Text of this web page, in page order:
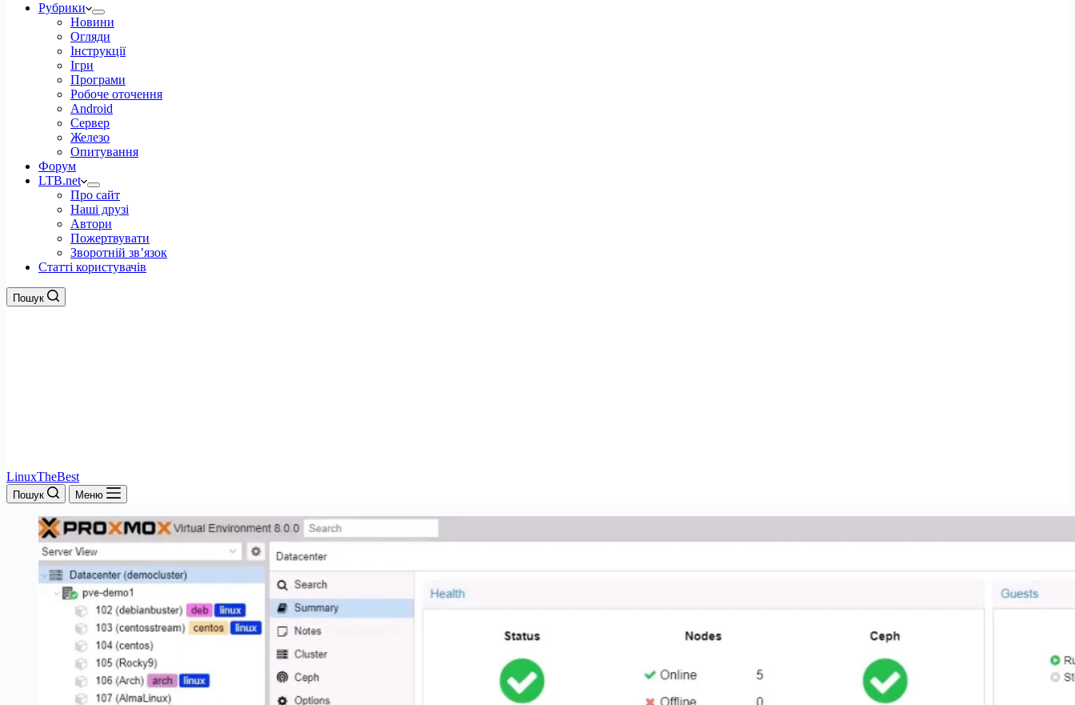
Рубрики
Новини
Огляди
Інструкції
Ігри
Програми
Робоче оточення
Android
Сервер
Железо
Опитування
Форум
LTB.net
Про сайт
Наші друзі
Автори
Пожертвувати
Зворотній зв’язок
Статті користувачів
Пошук
LinuxTheBest
Пошук Меню